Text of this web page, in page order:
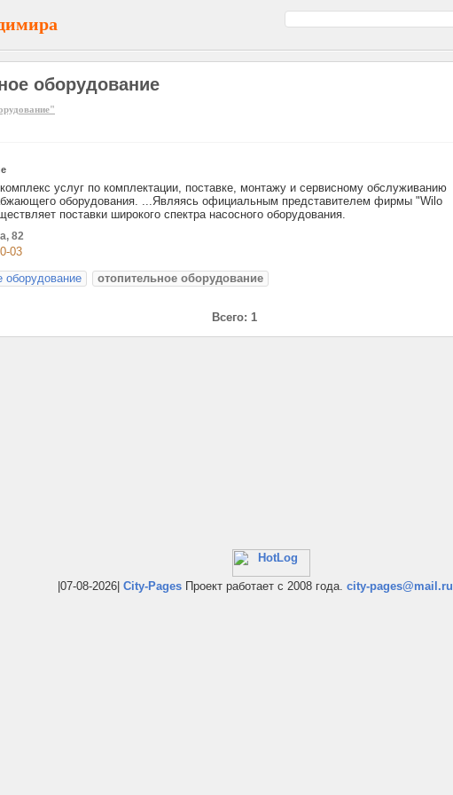
оборудование
услуг по комплектации, поставке, монтажу и сервисному обслуживанию
оборудования. ...Являясь официальным представителем фирмы "Wilo
поставки широкого спектра насосного оборудования.
82
03
оборудование
отопительное оборудование
Всего: 1
|07-08-2026| City-Pages Проект работает с 2008 года. city-pages@mail.ru